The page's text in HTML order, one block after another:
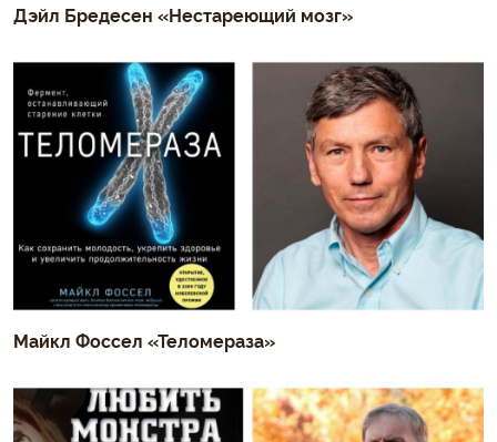
Дэйл Бредесен «Нестареющий мозг»
Майкл Фоссел «Теломераза»